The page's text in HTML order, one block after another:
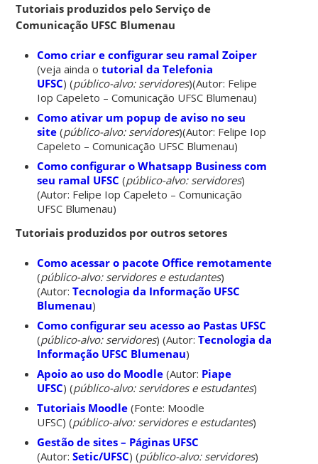
Tutoriais produzidos pelo Serviço de
Comunicação UFSC Blumenau
Como criar e configurar seu ramal Zoiper
(veja ainda otutorial da Telefonia
UFSC) (público-alvo: servidores)(Autor: Felipe
Iop Capeleto – Comunicação UFSC Blumenau)
Como ativar um popup de aviso no seu
site(público-alvo: servidores)(Autor: Felipe Iop
Capeleto – Comunicação UFSC Blumenau)
Como configurar o Whatsapp Business com
seu ramal UFSC (público-alvo: servidores)
(Autor: Felipe Iop Capeleto – Comunicação
UFSC Blumenau)
Tutoriais produzidos por outros setores
Como acessar o pacote Office remotamente
(público-alvo: servidores e estudantes)
(Autor:Tecnologia da Informação UFSC
Blumenau)
Como configurar seu acesso ao Pastas UFSC
(público-alvo: servidores) (Autor:Tecnologia da
Informação UFSC Blumenau)
Apoio ao uso do Moodle (Autor: Piape
UFSC) (público-alvo: servidores e estudantes)
Tutoriais Moodle (Fonte: Moodle
UFSC) (público-alvo: servidores e estudantes)
Gestão de sites – Páginas UFSC
(Autor:Setic/UFSC) (público-alvo: servidores)